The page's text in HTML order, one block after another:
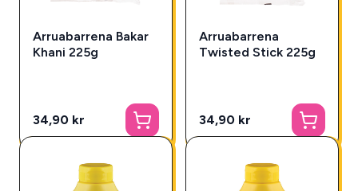
Arruabarrena Bakar
Khani 225g
34,90 kr
Arruabarrena
Twisted Stick 225g
34,90 kr